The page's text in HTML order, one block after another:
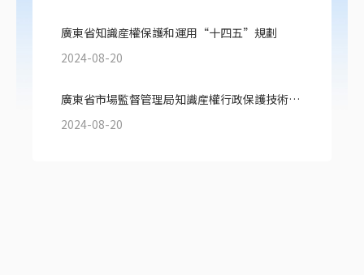
廣東省知識産權保護和運用“十四五”規劃
2024-08-20
廣東省市場監督管理局知識産權行政保護技術調查官管理辦法
2024-08-20